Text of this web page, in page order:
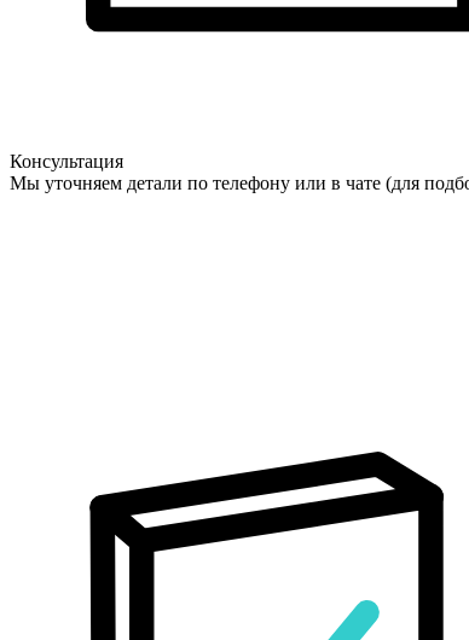
Консультация
Мы уточняем детали по телефону или в чате (для